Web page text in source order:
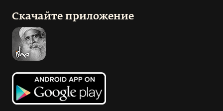
Скачайте приложение